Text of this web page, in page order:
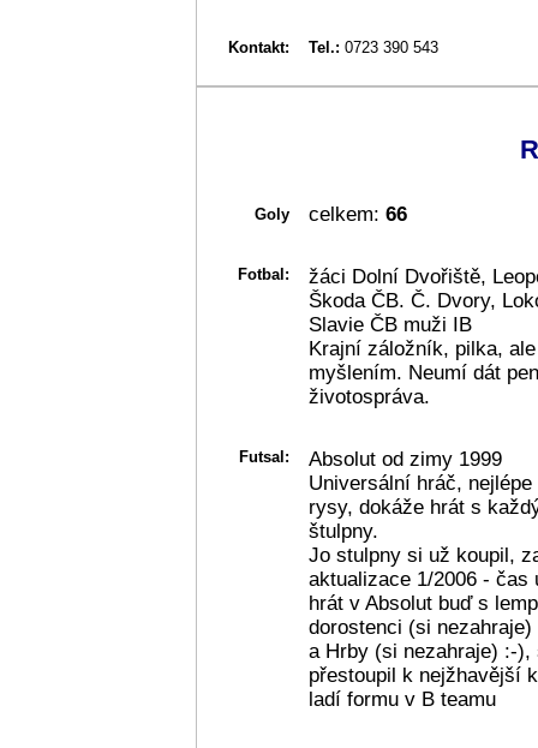
Kontakt: Tel.: 0723 390 543
Goly celkem: 66
Fotbal:
žáci Dolní Dvořiště,
Škoda ČB. Č. Dvory,
Slavie ČB muži IB
Krajní záložník, pilka,
myšlením. Neumí dát
životospráva.
Futsal:
Absolut od zimy 1999
Universální hráč,
rysy, dokáže hrát s
štulpny.
Jo stulpny si už koupil,
aktualizace 1/2006 - čas
hrát v Absolut buď s
dorostenci (si
a Hrby (si nezahraje) :-),
přestoupil k nejžhavější
ladí formu v B teamu